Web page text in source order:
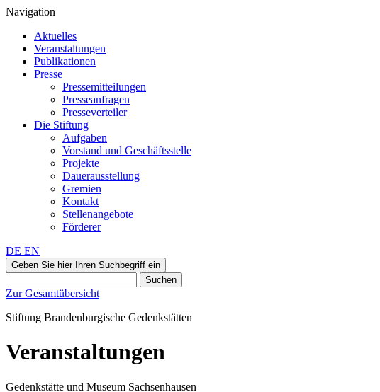
Navigation
Aktuelles
Veranstaltungen
Publikationen
Presse
Pressemitteilungen
Presseanfragen
Presseverteiler
Die Stiftung
Aufgaben
Vorstand und Geschäftsstelle
Projekte
Dauerausstellung
Gremien
Kontakt
Stellenangebote
Förderer
DE EN
Geben Sie hier Ihren Suchbegriff ein
Suchen
Zur Gesamtübersicht
Stiftung Brandenburgische Gedenkstätten
Veranstaltungen
Gedenkstätte und Museum Sachsenhausen